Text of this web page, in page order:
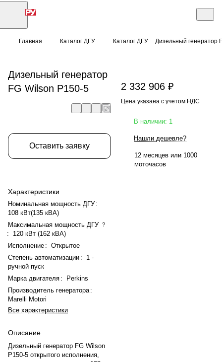
Главная Каталог ДГУ Каталог ДГУ Дизельный генератор
Дизельный генератор
FG Wilson P150-5
Оставить заявку
Характеристики
Номинальная мощность ДГУ :
108 кВт(135 кВА)
Максимальная мощность ДГУ ?
:
120 кВт (162 кВА)
Исполнение : Открытое
Степень автоматизации :
1 -
ручной пуск
Марка двигателя :
Perkins
Производитель генератора :
Marelli Motori
Все характеристики
Описание
Дизельный генератор FG Wilson
P150-5 открытого исполнения,
2 332 906 ₽
Цена указана с учетом НДС
В наличии: 1
Нашли дешевле?
12 месяцев или 1000
моточасов